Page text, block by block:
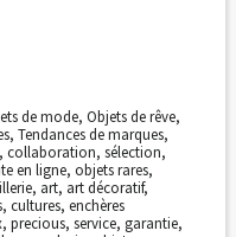
de mode, Objets de rêve,
, Tendances de marques,
,collaboration,sélection,
en ligne, objets rares,
, art, art décoratif,
, cultures, enchères
, precious, service, garantie,